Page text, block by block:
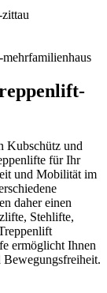
Kubschütz und
für Ihr
und Mobilität im
daher einen
Stehlifte,
ermöglicht Ihnen